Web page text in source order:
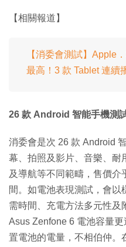
【相關報道】
【消委會測試】Apple
最高！3 款 Tablet 連續
26 款 Android 智能手機測
消委會是次 26 款 Android
幕、拍照及影片、音樂、耐
及導航等不同範疇，售價介
間。如電池表現測試，會
需時間、充電方法多元性及
Asus Zenfone 6 電池容量
置電池的電量，不相伯仲。